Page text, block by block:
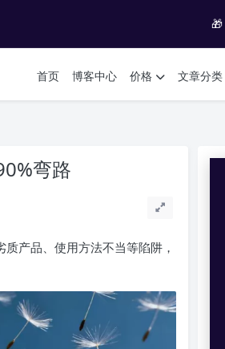
🎁
首页 博客中心 价格 文章分类
弯路
产品、使用方法不当等陷阱，